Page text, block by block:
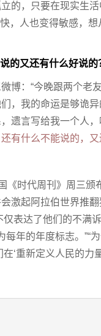
的，只要在现实生
，人也变得敏感，
的又还有什么好说的
博：“今晚跟两个老
，我的命运是够诡
遗言写给我一个人
有什么不能说的，又
《时代周刊》周三颁
激起阿拉伯世界推
表达了他们的不满
每年的年度标志。”“
‘重新定义人民的力